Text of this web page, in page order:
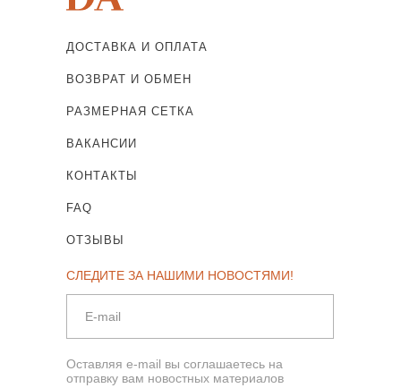
РАЗМЕРНАЯ СЕТКА
ДОСТАВКА И ОПЛАТА
КОНТАКТЫ
FAQ
ОТЗЫВЫ
СЛЕДИТЕ ЗА НАШИМИ НОВОСТЯМИ!
Оставляя e-mail вы соглашаетесь на
отправку вам новостных материалов
ВОЗВРАТ И ОБМЕН
ВАКАНСИИ